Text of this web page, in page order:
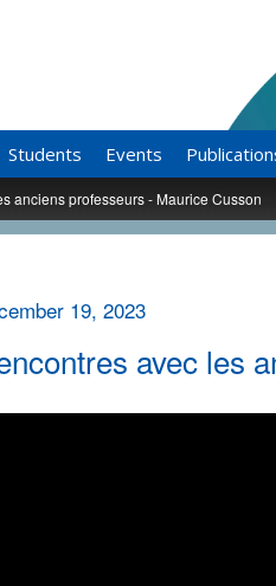
Students Events
anciens professeurs - Maurice Cusson
19, 2023
avec les